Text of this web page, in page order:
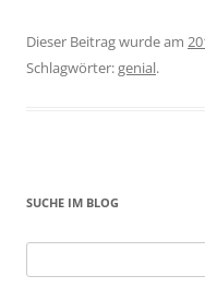
Dieser Beitrag wurde am
Schlagwörter:genial.
SUCHE IM BLOG
nach: